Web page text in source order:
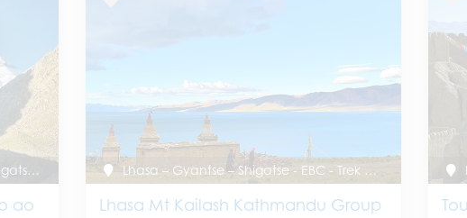
ao
Lhasa – Gyantse – Shigatse - EBC - Trek do Kailash - Lago Manasarovar – Zhongba - Gyirong
Lhasa Mt Kailash Kathmandu Group